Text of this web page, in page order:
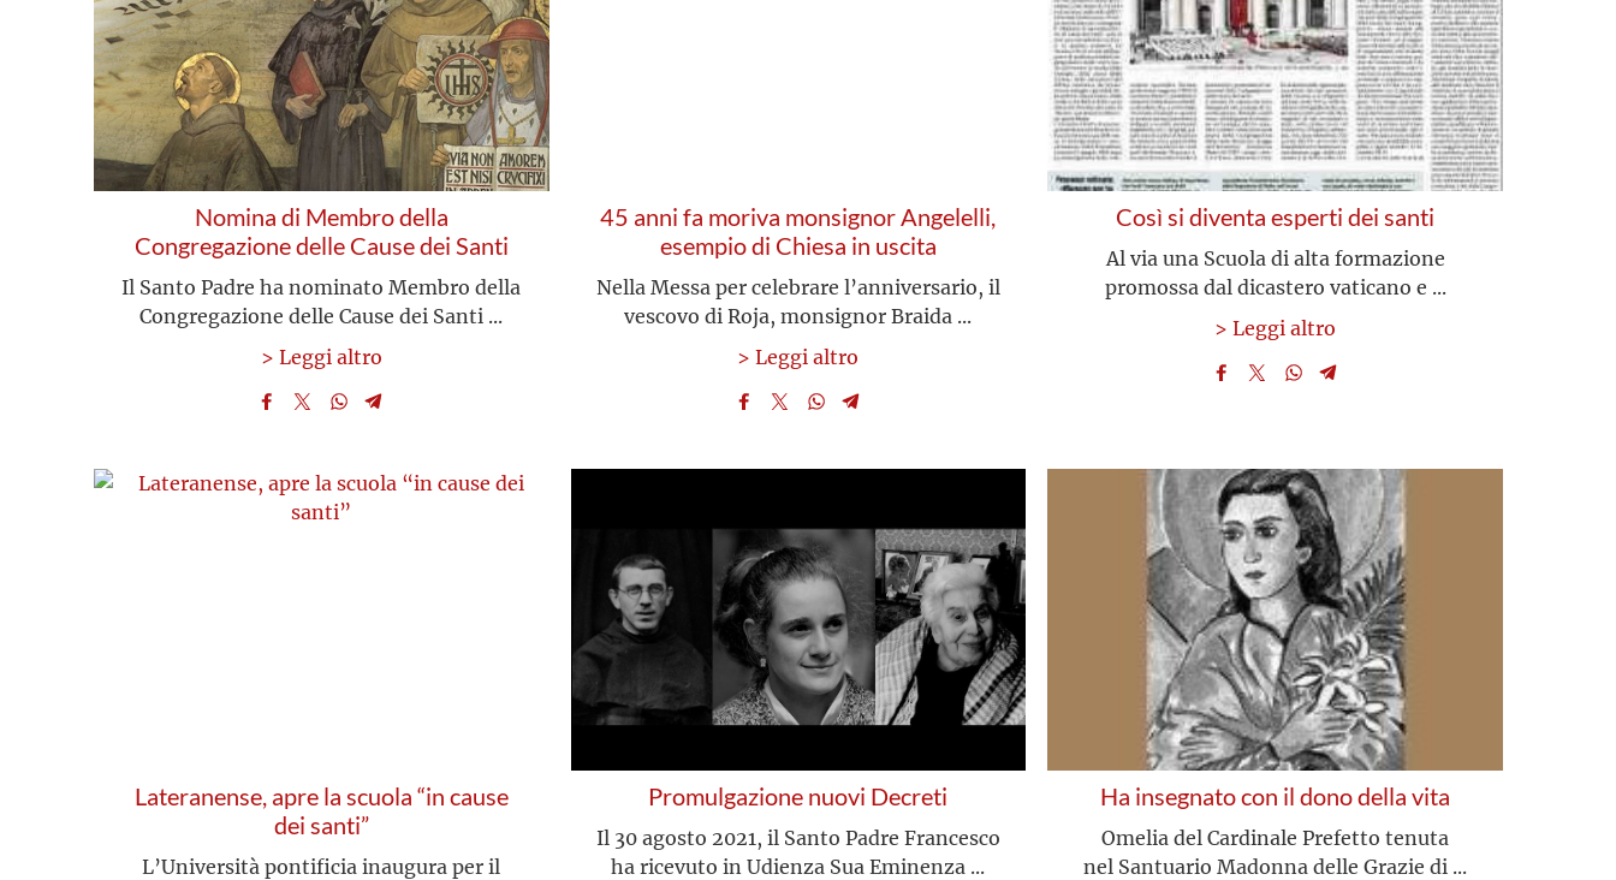
Nomina di Membro della
Congregazione delle Cause dei Santi
Il Santo Padre ha nominato Membro della
Congregazione delle Cause dei Santi ...
> Leggi altro
45 anni fa moriva monsignor Angelelli,
esempio di Chiesa in uscita
Nella Messa per celebrare l’anniversario, il
vescovo di Roja, monsignor Braida ...
> Leggi altro
Così si diventa esperti dei santi
Al via una Scuola di alta formazione
promossa dal dicastero vaticano e ...
> Leggi altro
Lateranense, apre la scuola “in cause
dei santi”
L’Università pontificia inaugura per il
Promulgazione nuovi Decreti
Il 30 agosto 2021, il Santo Padre Francesco
ha ricevuto in Udienza Sua Eminenza ...
Ha insegnato con il dono della vita
Omelia del Cardinale Prefetto tenuta
nel Santuario Madonna delle Grazie di ...